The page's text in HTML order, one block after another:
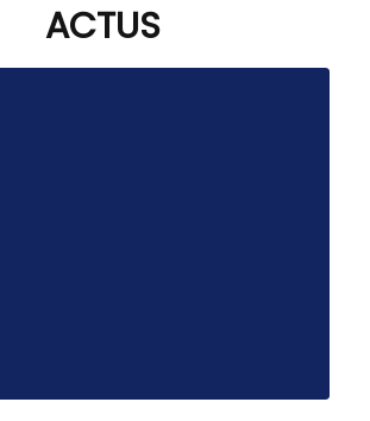
ACTUS